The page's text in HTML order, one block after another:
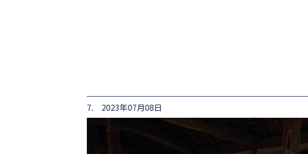
7. 2023年07月08日